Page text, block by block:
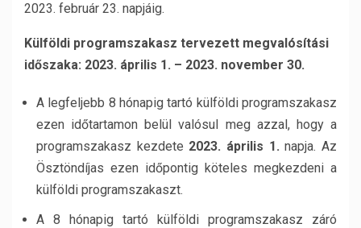
2023. február 23. napjáig.
Külföldi programszakasz tervezett megvalósítási
időszaka: 2023. április 1. – 2023. november 30.
A legfeljebb 8 hónapig tartó külföldi programszakasz
ezen időtartamon belül valósul meg azzal, hogy a
programszakasz kezdete 2023. április 1.napja. Az
Ösztöndíjas ezen időpontig köteles megkezdeni a
külföldi programszakaszt.
A 8 hónapig tartó külföldi programszakasz záró